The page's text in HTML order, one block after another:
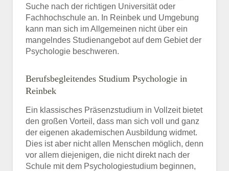
Suche nach der richtigen Universität oder
Fachhochschule an. In Reinbek und Umgebung
kann man sich im Allgemeinen nicht über ein
mangelndes Studienangebot auf dem Gebiet der
Psychologie beschweren.
Berufsbegleitendes Studium Psychologie in
Reinbek
Ein klassisches Präsenzstudium in Vollzeit bietet
den großen Vorteil, dass man sich voll und ganz
der eigenen akademischen Ausbildung widmet.
Dies ist aber nicht allen Menschen möglich, denn
vor allem diejenigen, die nicht direkt nach der
Schule mit dem Psychologiestudium beginnen,